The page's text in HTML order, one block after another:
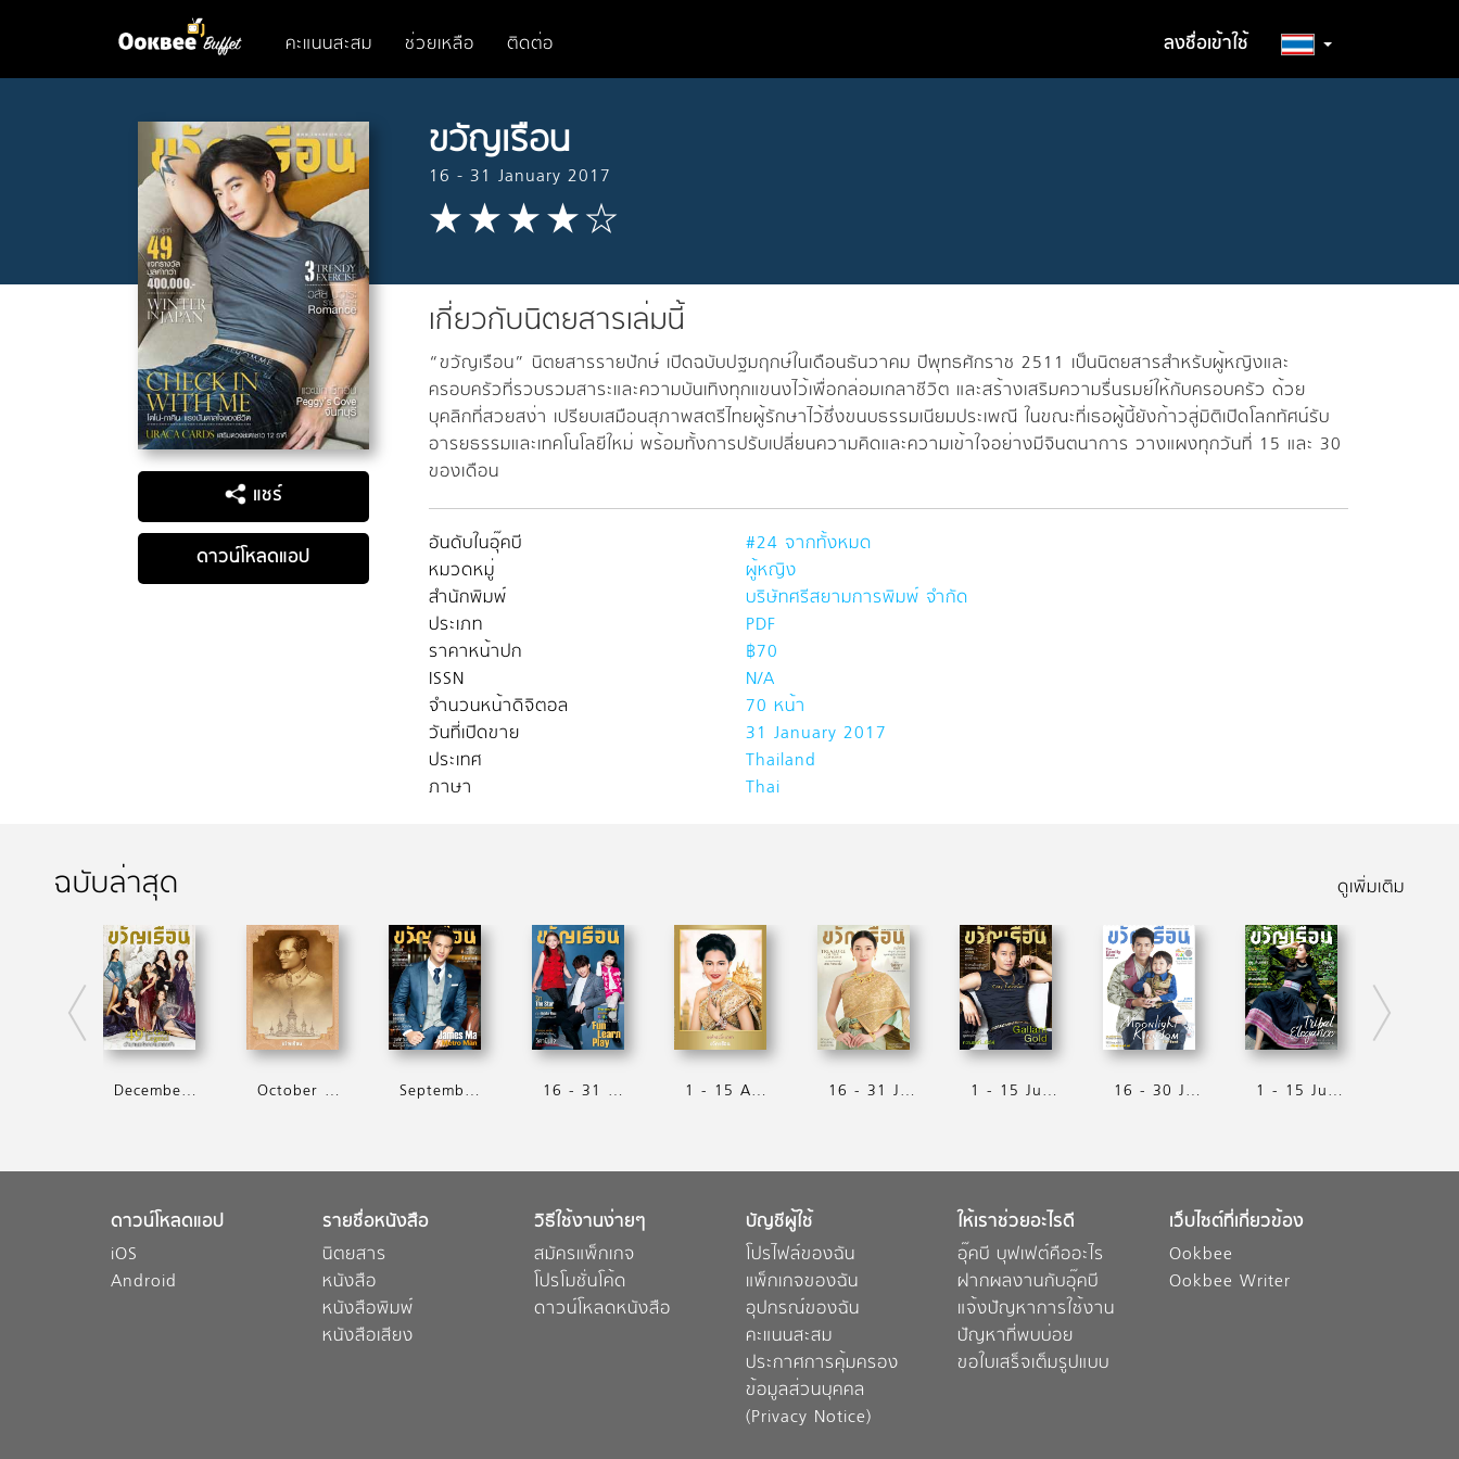
คะแนนสะสม ช่วยเหลือ ติดต่อ ลงชื่อเข้าใช้
แชร์
ดาวน์โหลดแอป
ขวัญเรือน
16 - 31 January 2017
เกี่ยวกับนิตยสารเล่มนี้
“ขวัญเรือน” นิตยสารรายปักษ์ เปิดฉบับปฐมฤกษ์ในเดือนธันวาคม ปีพุทธศักราช 2511 เป็นนิตยสารสำหรับผู้หญิงและ
ครอบครัวที่รวบรวมสาระและความบันเทิงทุกแขนงไว้เพื่อกล่อมเกลาชีวิต และสร้างเสริมความรื่นรมย์ให้กับครอบครัว ด้วย
บุคลิกที่สวยสง่า เปรียบเสมือนสุภาพสตรีไทยผู้รักษาไว้ซึ่งขนบธรรมเนียมประเพณี ในขณะที่เธอผู้นี้ยังก้าวสู่มิติเปิดโลกทัศน์รับ
อารยธรรมและเทคโนโลยีใหม่ พร้อมทั้งการปรับเปลี่ยนความคิดและความเข้าใจอย่างมีจินตนาการ วางแผงทุกวันที่ 15 และ 30
ของเดือน
อันดับในอุ๊คบี
#24 จากทั้งหมด
หมวดหมู่
ผู้หญิง
สำนักพิมพ์
บริษัทศรีสยามการพิมพ์ จำกัด
ประเภท
PDF
ราคาหน้าปก
฿70
ISSN
N/A
จำนวนหน้าดิจิตอล
70 หน้า
วันที่เปิดขาย
31 January 2017
ประเทศ
Thailand
ภาษา
Thai
ฉบับล่าสุด ดูเพิ่มเติม
December 2017 October 2017 September 2017 16 - 31 August 2017 1 - 15 August 2017 16 - 31 July 2017 1 - 15 July 2017 16 - 30 June 2017 1 - 15 June 2017
ดาวน์โหลดแอป
iOS
Android
รายชื่อหนังสือ
นิตยสาร
หนังสือ
หนังสือพิมพ์
หนังสือเสียง
วิธีใช้งานง่ายๆ
สมัครแพ็กเกจ
โปรโมชั่นโค้ด
ดาวน์โหลดหนังสือ
บัญชีผู้ใช้
โปรไฟล์ของฉัน
แพ็กเกจของฉัน
อุปกรณ์ของฉัน
คะแนนสะสม
ประกาศการคุ้มครอง
ข้อมูลส่วนบุคคล
(Privacy Notice)
ให้เราช่วยอะไรดี
อุ๊คบี บุฟเฟต์คืออะไร
ฝากผลงานกับอุ๊คบี
แจ้งปัญหาการใช้งาน
ปัญหาที่พบบ่อย
ขอใบเสร็จเต็มรูปแบบ
เว็บไซต์ที่เกี่ยวข้อง
Ookbee
Ookbee Writer